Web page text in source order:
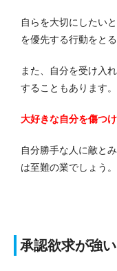
自らを大切にしたい
を優先する行動をとる
また、自分を受け入
することもあります。
大好きな自分を傷つ
自分勝手な人に敵と
は至難の業でしょう。
承認欲求が強い